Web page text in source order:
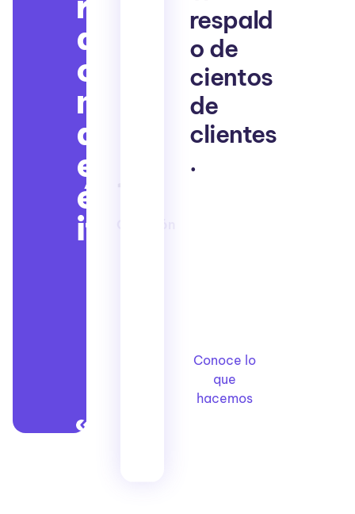
al
ca
nz
ar
el
éx
ito
respald
o de
cientos
de
clientes
.
Conoce lo
que
hacemos